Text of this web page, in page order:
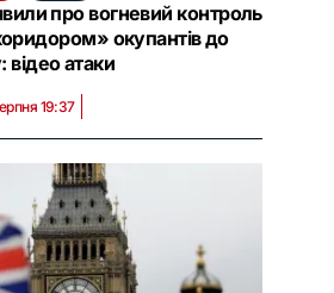
про вогневий контроль
окупантів до
атаки
19:37